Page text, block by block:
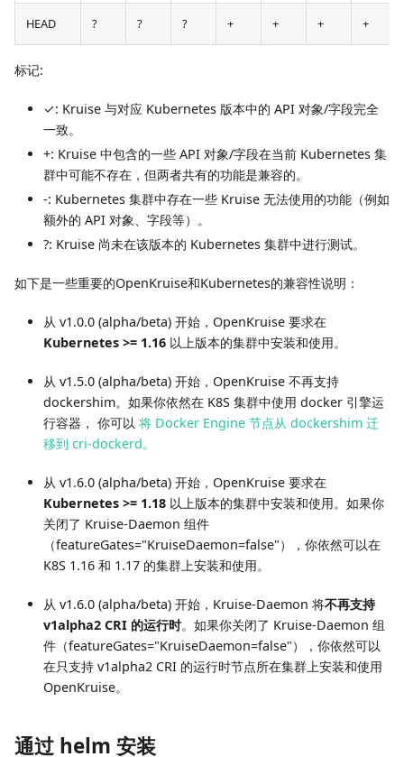
HEAD ? ? ? + + + +
标记:
✓: Kruise 与对应 Kubernetes 版本中的 API 对象/字段完全
一致。
+: Kruise 中包含的一些 API 对象/字段在当前 Kubernetes 集
群中可能不存在，但两者共有的功能是兼容的。
-: Kubernetes 集群中存在一些 Kruise 无法使用的功能（例如
额外的 API 对象、字段等）。
?: Kruise 尚未在该版本的 Kubernetes 集群中进行测试。
如下是一些重要的OpenKruise和Kubernetes的兼容性说明：
从 v1.0.0 (alpha/beta) 开始，OpenKruise 要求在
Kubernetes >= 1.16 以上版本的集群中安装和使用。
从 v1.5.0 (alpha/beta) 开始，OpenKruise 不再支持
dockershim。如果你依然在 K8S 集群中使用 docker 引擎运
行容器， 你可以 将 Docker Engine 节点从 dockershim 迁
移到 cri-dockerd。
从 v1.6.0 (alpha/beta) 开始，OpenKruise 要求在
Kubernetes >= 1.18 以上版本的集群中安装和使用。如果你
关闭了 Kruise-Daemon 组件
（featureGates="KruiseDaemon=false"），你依然可以在
K8S 1.16 和 1.17 的集群上安装和使用。
从 v1.6.0 (alpha/beta) 开始，Kruise-Daemon 将不再支持
v1alpha2 CRI 的运行时。如果你关闭了 Kruise-Daemon 组
件（featureGates="KruiseDaemon=false"），你依然可以
在只支持 v1alpha2 CRI 的运行时节点所在集群上安装和使用
OpenKruise。
通过 helm 安装